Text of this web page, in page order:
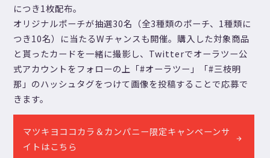
につき1枚配布。
オリジナルポーチが抽選30名（全3種類のポーチ、1種類に
つき10名）に当たるWチャンスも開催。購入した対象商品
と貰ったカードを一緒に撮影し、Twitterでオーラツー公
式アカウントをフォローの上「#オーラツー」「#三枝明
那」のハッシュタグをつけて画像を投稿することで応募で
きます。
マツキヨココカラ＆カンパニー限定キャンペーンサ
イトはこちら